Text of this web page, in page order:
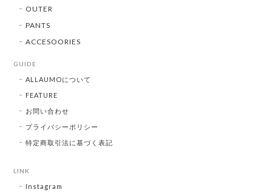
OUTER
PANTS
ACCESOORIES
GUIDE
ALLAUMOについて
FEATURE
お問い合わせ
プライバシーポリシー
特定商取引法に基づく表記
LINK
Instagram